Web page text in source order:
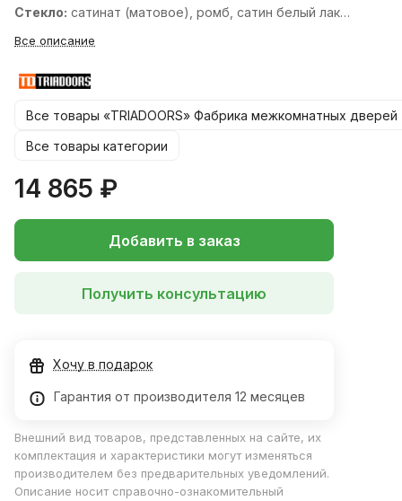
Стекло: сатинат (матовое), ромб, cатин белый лак
перламутр, cатин белый лак прозрачный, cатин бронза
графит лак прозрачный, cтекло кристалл зеркальная
Стандартные размеры:600, 700, 800, 900х2000 мм. и
550, 600х1900 мм.
Все описание
Все товары «TRIADOORS» Фабрика межкомнатных дверей
Все товары категории
14 865 ₽
Добавить в заказ
Получить консультацию
Хочу в подарок
Гарантия от производителя 12 месяцев
Внешний вид товаров, представленных на сайте, их
комплектация и характеристики могут изменяться
производителем без предварительных уведомлений.
Описание носит справочно-ознакомительный